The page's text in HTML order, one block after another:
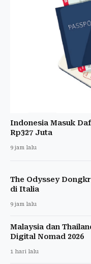
Indonesia Masuk
Rp327 Juta
9 jam lalu
The Odyssey
di Italia
9 jam lalu
Malaysia dan
Digital Nomad 2026
1 hari lalu